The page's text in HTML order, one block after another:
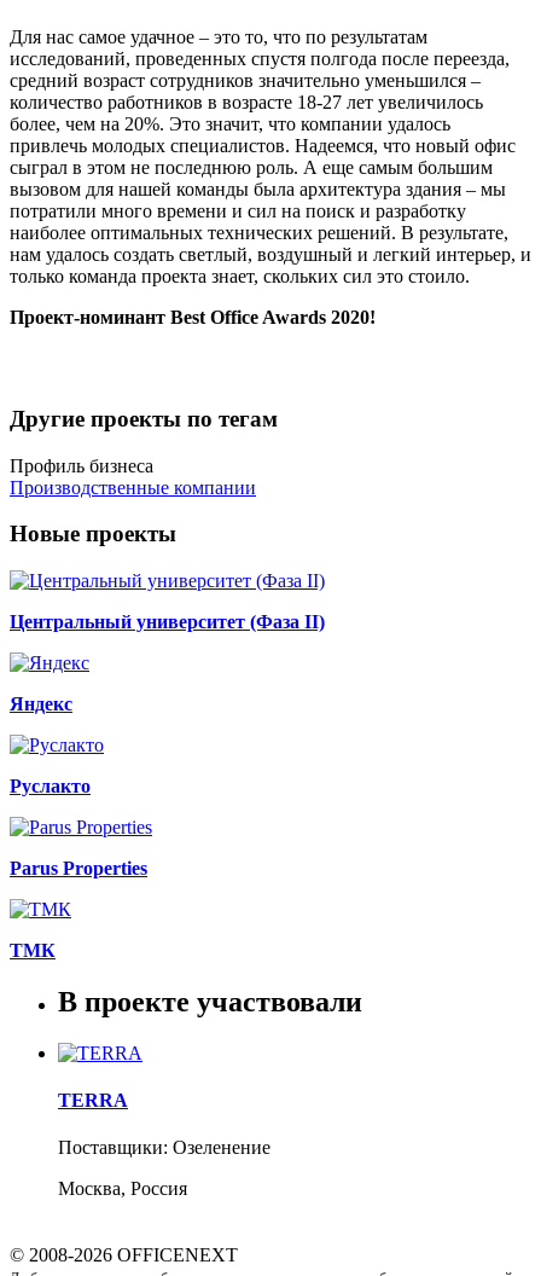
Для нас самое удачное – это то, что по результатам
исследований, проведенных спустя полгода после переезда,
средний возраст сотрудников значительно уменьшился –
количество работников в возрасте 18-27 лет увеличилось
более, чем на 20%. Это значит, что компании удалось
привлечь молодых специалистов. Надеемся, что новый офис
сыграл в этом не последнюю роль. А еще самым большим
вызовом для нашей команды была архитектура здания – мы
потратили много времени и сил на поиск и разработку
наиболее оптимальных технических решений. В результате,
нам удалось создать светлый, воздушный и легкий интерьер, и
только команда проекта знает, скольких сил это стоило.
Проект-номинант Best Office Awards 2020!
Другие проекты по тегам
Профиль бизнеса
Производственные компании
Новые проекты
Центральный университет (Фаза II)
Яндекс
Руслакто
Parus Properties
ТМК
В проекте участвовали
TERRA
Поставщики: Озеленение
Москва, Россия
© 2008-2026 OFFICENEXT